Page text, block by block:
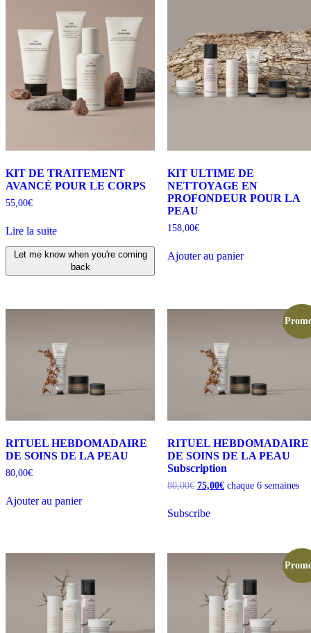
KIT DE TRAITEMENT
AVANCÉ POUR LE CORPS
55,00€
Lire la suite
Let me know when you're coming
back
KIT ULTIME DE
NETTOYAGE EN
PROFONDEUR POUR LA
PEAU
158,00€
Ajouter au panier
RITUEL HEBDOMADAIRE
DE SOINS DE LA PEAU
80,00€
Ajouter au panier
RITUEL HEBDOMADAIRE
DE SOINS DE LA PEAU
Subscription
80,00€ Le
initial
était :
75,00€Le
chaque 6 semaines
Subscribe